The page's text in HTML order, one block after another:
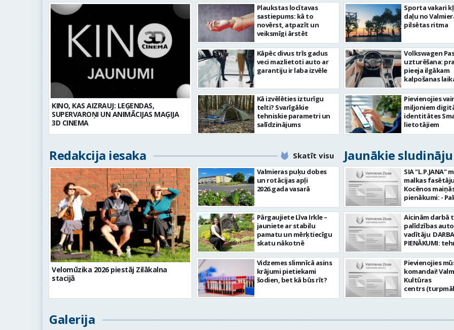
KINO, KAS AIZRAUJ: LEĢENDAS,
SUPERVAROŅI UN ANIMĀCIJAS MAĢIJA
3D CINEMA
Plaukstas locītavas
sastiepums: kā to
novērst, atpazīt un
veiksmīgi ārstēt
Kāpēc divus trīs gadus
veci mazlietoti auto ar
garantiju ir laba izvēle
Kā izvēlēties izturīgu
telti? Svarīgākie
tehniskie parametri un
salīdzinājums
Sporta vakari
daļu no
pilsētas ritma
Volkswagen
uzturēšana:
pieeja ilgākam
kalpošanas
Pievienojies
miljoniem
identitātes
lietotājiem
Redakcija iesaka Skatīt visu Jaunākie
Velomūzika 2026 piestāj Zilākalna
stacijā
Valmieras puķu dobes
un rotācijas apļi
2026.gada vasarā
Pārgaujiete Līva Irkle –
jauniete ar stabilu
pamatu un mērķtiecīgu
skatu nākotnē
Vidzemes slimnīcā asins
krājumi pietiekami
šodien, bet kā būs rīt?
SIA "L.P.JANA"
malkas
Kocēnos maiņās.
pienākumi: -
kamīnmalku,
darba
Marķēt un
gatavo
Rūpēties par
darba vietā Prasības
kandidātiem: -
fiziskā izturība
Precizitāte un
Prasme un
komandā Uzņēmums
EUR 1200
Aicinām darbā
palīdzības
vadītāju DARBA
PIENĀKUMI:
palīdzības
evakuācija
remonts
Pievienojies
komandai!
Kultūras
centrs
Iestāde) aicina
nenoteiktu
Galerija